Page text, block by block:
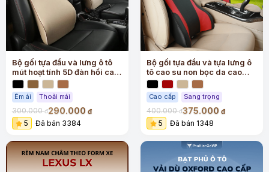
Bộ gối tựa đầu và lưng ô tô
mút hoạt tính 5D đàn hồi cao
cấp
Êm ái Thoải mái
300.000đ290.000 đ
5 Đã bán 3384
Bộ gối tựa đầu và tựa lưng ô
tô cao su non bọc da cao
cấp
Cao cấp Sang trọng
400.000đ375.000 đ
5 Đã bán 1348